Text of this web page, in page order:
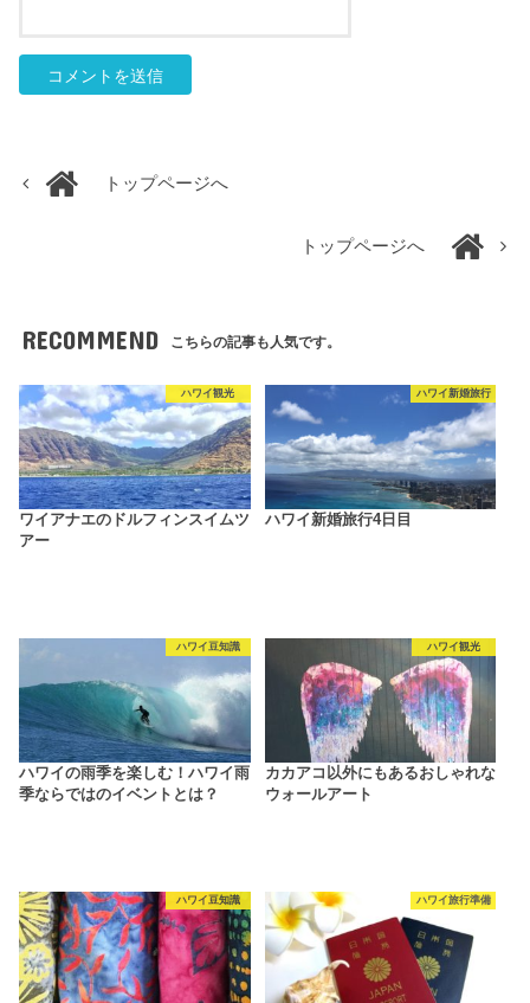
トップページへ
トップページへ
RECOMMEND こちらの記事も人気です。
ハワイ観光
ワイアナエのドルフィンスイムツ
アー
ハワイ新婚旅行
ハワイ新婚旅行4日目
ハワイ豆知識
ハワイの雨季を楽しむ！ハワイ雨
季ならではのイベントとは？
ハワイ観光
カカアコ以外にもあるおしゃれな
ウォールアート
ハワイ豆知識 ハワイ旅行準備